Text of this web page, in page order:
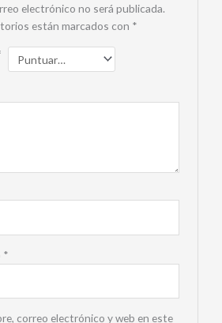
electrónico no será publicada.
están marcados con *
*
correo electrónico y web en este